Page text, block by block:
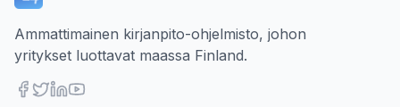
Ammattimainen kirjanpito-ohjelmisto, johon
yritykset luottavat maassa Finland.